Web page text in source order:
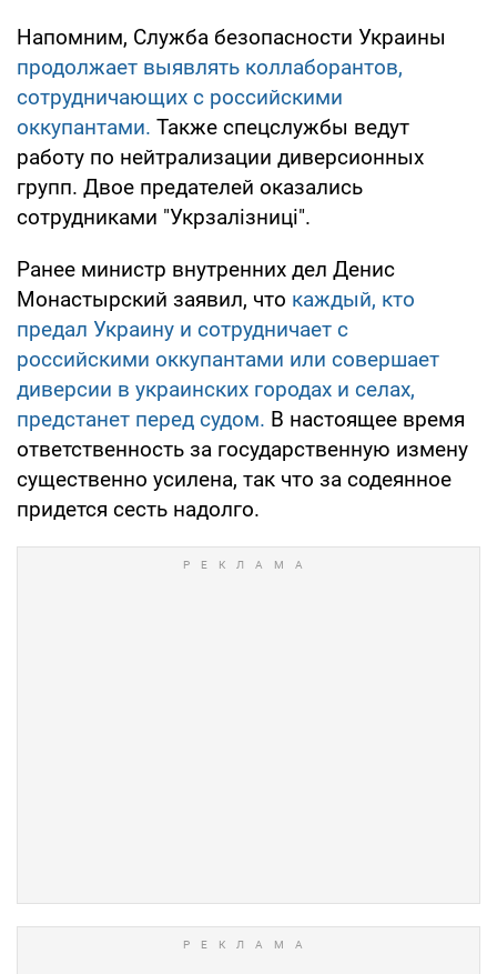
Напомним, Служба безопасности Украины
продолжает выявлять коллаборантов,
сотрудничающих с российскими
оккупантами. Также спецслужбы ведут
работу по нейтрализации диверсионных
групп. Двое предателей оказались
сотрудниками "Укрзалізниці".
Ранее министр внутренних дел Денис
Монастырский заявил, что каждый, кто
предал Украину и сотрудничает с
российскими оккупантами или совершает
диверсии в украинских городах и селах,
предстанет перед судом. В настоящее время
ответственность за государственную измену
существенно усилена, так что за содеянное
придется сесть надолго.